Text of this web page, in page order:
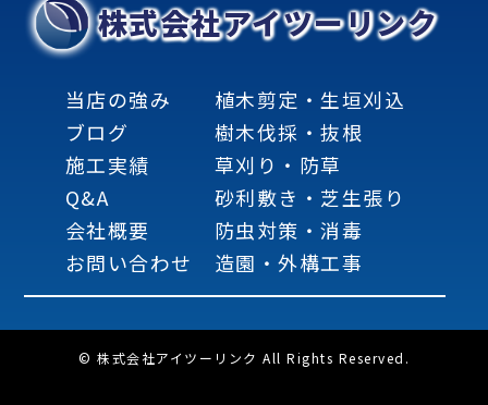
株式会社アイツーリンク
当店の強み
ブログ
施工実績
Q&A
会社概要
お問い合わせ
植木剪定・生垣刈込
樹木伐採・抜根
草刈り・防草
砂利敷き・芝生張り
防虫対策・消毒
造園・外構工事
© 株式会社アイツーリンク All Rights Reserved.